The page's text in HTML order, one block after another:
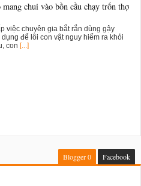
mang chui vào bồn cầu chạy trốn thợ
việc chuyên gia bắt rắn dùng gậy
để lôi con vật nguy hiểm ra khỏi
con [...]
Blogger0 Facebook